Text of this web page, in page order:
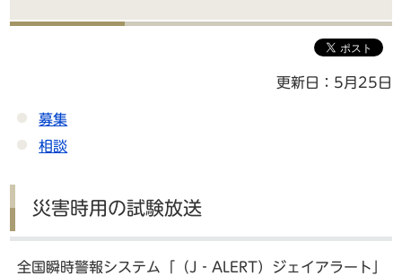
更新日：5月25日
募集
相談
災害時用の試験放送
全国瞬時警報システム「（J‐ALERT）ジェイアラート」